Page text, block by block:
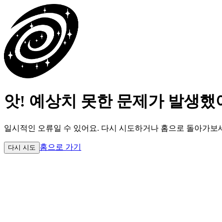
앗! 예상치 못한 문제가 발생했
일시적인 오류일 수 있어요. 다시 시도하거나 홈으로 돌아가보
다시 시도 홈으로 가기